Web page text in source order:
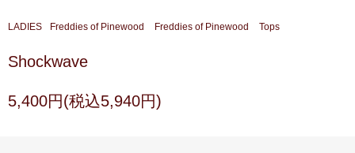
LADIES Freddies of Pinewood Freddies of Pinewood Tops
Shockwave
5,400円(税込5,940円)